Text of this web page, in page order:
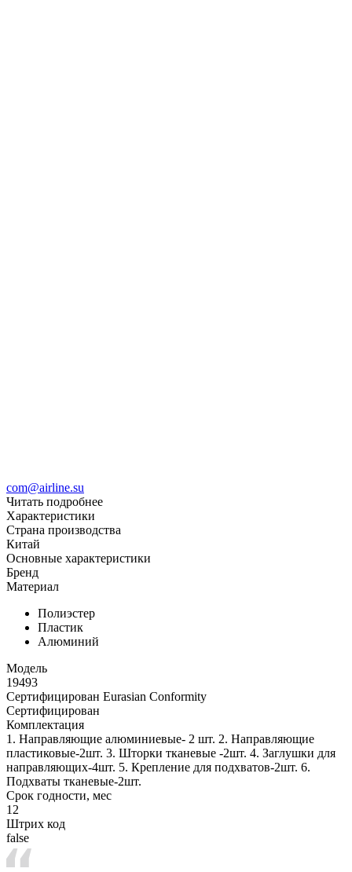
com@airline.su
Читать подробнее
Характеристики
Страна производства
Китай
Основные характеристики
Бренд
Материал
Полиэстер
Пластик
Алюминий
Модель
19493
Сертифицирован Eurasian Conformity
Сертифицирован
Комплектация
1. Направляющие алюминиевые- 2 шт. 2. Направляющие
пластиковые-2шт. 3. Шторки тканевые -2шт. 4. Заглушки для
направляющих-4шт. 5. Крепление для подхватов-2шт. 6.
Подхваты тканевые-2шт.
Срок годности, мес
12
Штрих код
false